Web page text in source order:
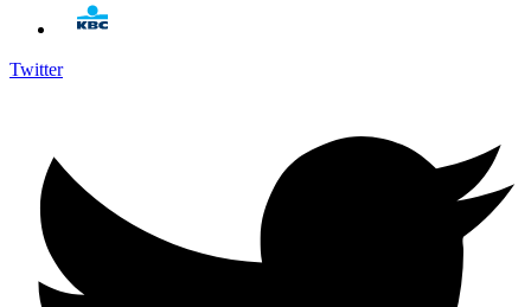
Twitter